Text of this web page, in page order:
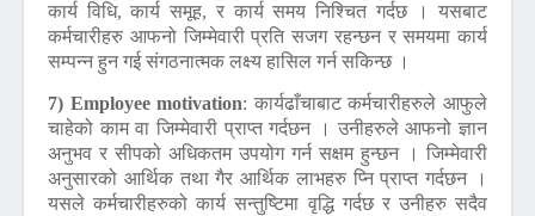
कार्य विधि, कार्य समूह, र कार्य समय निश्चित गर्दछ । यसबाट
कर्मचारीहरु आफनो जिम्मेवारी प्रति सजग रहन्छन र समयमा कार्य
सम्पन्न हुन गई संगठनात्मक लक्ष्य हासिल गर्न सकिन्छ ।
7) Employee motivation: कार्यढाँचाबाट कर्मचारीहरुले आफुले
चाहेको काम वा जिम्मेवारी प्राप्त गर्दछन । उनीहरुले आफनो ज्ञान
अनुभव र सीपको अधिकतम उपयोग गर्न सक्षम हुन्छन । जिम्मेवारी
अनुसारको आर्थिक तथा गैर आर्थिक लाभहरु प्नि प्राप्त गर्दछन ।
यसले कर्मचारीहरुको कार्य सन्तुष्टिमा वृद्धि गर्दछ र उनीहरु सदैव